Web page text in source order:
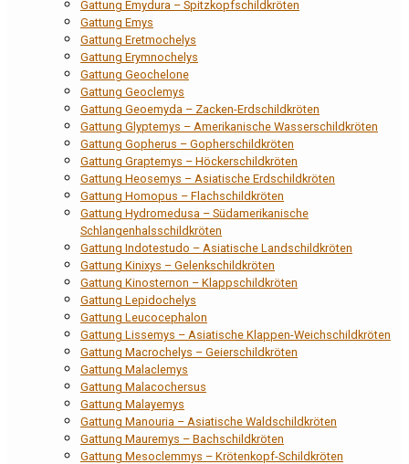
Gattung Emydura – Spitzkopfschildkröten
Gattung Emys
Gattung Eretmochelys
Gattung Erymnochelys
Gattung Geochelone
Gattung Geoclemys
Gattung Geoemyda – Zacken-Erdschildkröten
Gattung Glyptemys – Amerikanische Wasserschildkröten
Gattung Gopherus – Gopherschildkröten
Gattung Graptemys – Höckerschildkröten
Gattung Heosemys – Asiatische Erdschildkröten
Gattung Homopus – Flachschildkröten
Gattung Hydromedusa – Südamerikanische
Schlangenhalsschildkröten
Gattung Indotestudo – Asiatische Landschildkröten
Gattung Kinixys – Gelenkschildkröten
Gattung Kinosternon – Klappschildkröten
Gattung Lepidochelys
Gattung Leucocephalon
Gattung Lissemys – Asiatische Klappen-Weichschildkröten
Gattung Macrochelys – Geierschildkröten
Gattung Malaclemys
Gattung Malacochersus
Gattung Malayemys
Gattung Manouria – Asiatische Waldschildkröten
Gattung Mauremys – Bachschildkröten
Gattung Mesoclemmys – Krötenkopf-Schildkröten